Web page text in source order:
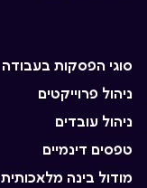
סוגי הפסקות בעבודה
ניהול פרוייקטים
ניהול עובדים
טפסים דינמיים
מודול בינה מלאכותית AI